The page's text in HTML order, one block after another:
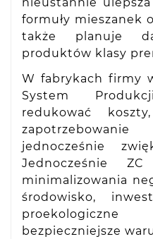
formuły mieszanek
także planuje
produktów klasy
W fabrykach firmy
System
redukować
jednocześnie
Jednocześnie
minimalizowania
środowisko,
bezpieczniejsze